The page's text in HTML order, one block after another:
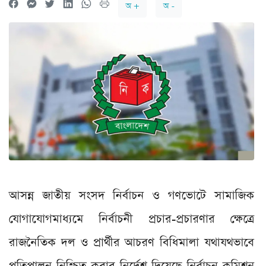
অ +
অ -
আসন্ন জাতীয় সংসদ নির্বাচন ও গণভোটে সামাজিক
যোগাযোগমাধ্যমে নির্বাচনী প্রচার-প্রচারণার ক্ষেত্রে
রাজনৈতিক দল ও প্রার্থীর আচরণ বিধিমালা যথাযথভাবে